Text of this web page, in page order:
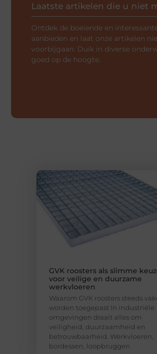
Laatste artikelen die u niet
Ontdek de boeiende en
aanbieden en laat onze artikelen
voorbijgaan. Duik in diverse
goed op de hoogte.
GVK roosters als slimme
voor veilige en duurzame
werkvloeren
Waarom GVK roosters steeds
worden toegepast In industriële
omgevingen draait alles om
veiligheid, duurzaamheid en
betrouwbaarheid. Werkvloeren,
bordessen, loopbruggen